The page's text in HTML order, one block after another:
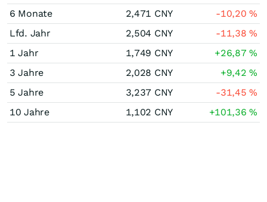
6 Monate
2,471 CNY -10,20%
Lfd. Jahr
2,504 CNY -11,38%
1 Jahr
1,749 CNY +26,87%
3 Jahre
2,028 CNY +9,42%
5 Jahre
3,237 CNY -31,45%
10 Jahre
1,102 CNY +101,36%